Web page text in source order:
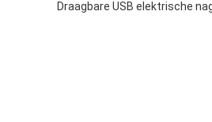
Draagbare USB elektrische